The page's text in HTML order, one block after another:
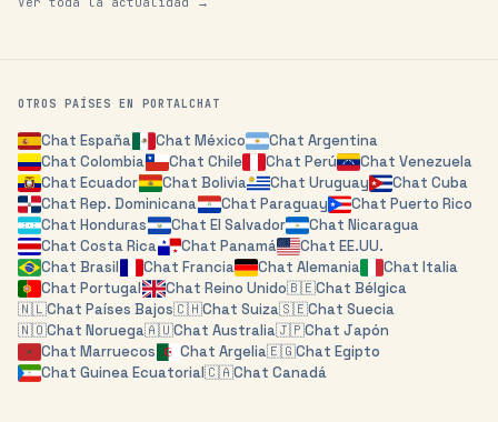
OTROS PAÍSES EN PORTALCHAT
ChatEspaña Chat México Chat Argentina
ChatColombia Chat Chile Chat Perú ChatVenezuela
ChatEcuador Chat Bolivia Chat Uruguay ChatCuba
ChatRep. Dominicana Chat Paraguay Chat Puerto Rico
ChatHonduras Chat El Salvador Chat Nicaragua
ChatCosta Rica Chat Panamá Chat EE.UU.
ChatBrasil Chat Francia Chat Alemania ChatItalia
ChatPortugal Chat Reino Unido🇧🇪Chat Bélgica
🇳🇱Chat Países Bajos🇨🇭Chat Suiza🇸🇪Chat Suecia
🇳🇴Chat Noruega🇦🇺Chat Australia🇯🇵Chat Japón
ChatMarruecos Chat Argelia🇪🇬Chat Egipto
ChatGuinea Ecuatorial🇨🇦ChatCanadá